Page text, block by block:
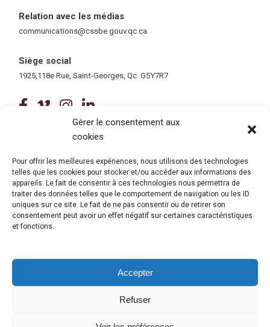
Gérer le consentement aux
cookies
Pour offrir les meilleures expériences, nous utilisons des technologies
telles que les cookies pour stocker et/ou accéder aux informations des
appareils. Le fait de consentir à ces technologies nous permettra de
traiter des données telles que le comportement de navigation ou les ID
uniques sur ce site. Le fait de ne pas consentir ou de retirer son
consentement peut avoir un effet négatif sur certaines caractéristiques
et fonctions.
Accepter
Refuser
Relation avec les médias
communications@cssbe.gouv.qc.ca
Siège social
1925,118e Rue, Saint-Georges, Qc G5Y7R7
(ce lien ouvre dans une nouvelle
(ce lien ouvre dans une nouvelle
(ce lien ouvre dans une
Tous droits réservés © 2026 Centre de services scolaire de la
Politique de confidentialité|Accessibilité
Conception site web : Ubéo solutions web(ce lien ouvre dans une nouvelle
© Gouvernement du Québec, 2026